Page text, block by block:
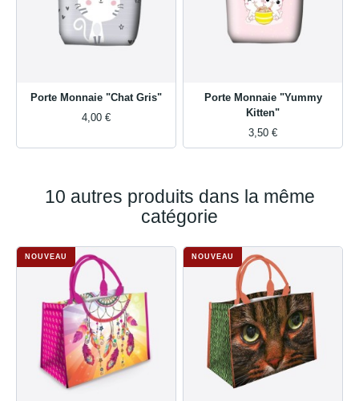
Porte Monnaie "Chat Gris"
4,00 €
Porte Monnaie "Yummy
Kitten"
3,50 €
10 autres produits dans la même
catégorie
NOUVEAU NOUVEAU